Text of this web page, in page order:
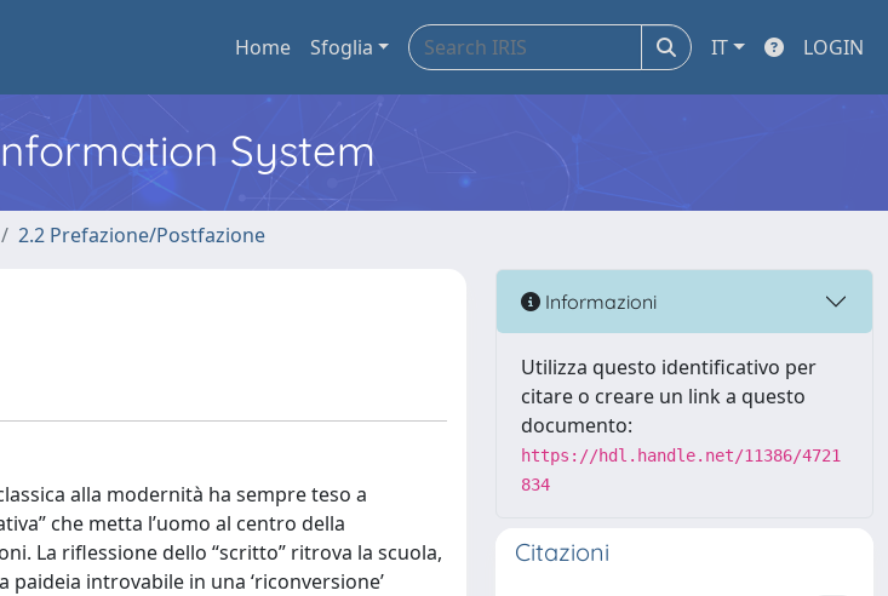
Home Sfoglia IT LOGIN
System
2.2 Prefazione/Postfazione
alla modernità ha sempre teso a
che metta l’uomo al centro della
La riflessione dello “scritto” ritrova la scuola,
introvabile in una ‘riconversione’
Informazioni
Utilizza questo identificativo per
citare o creare un link a questo
documento:
https://hdl.handle.net/11386/4721
834
Citazioni